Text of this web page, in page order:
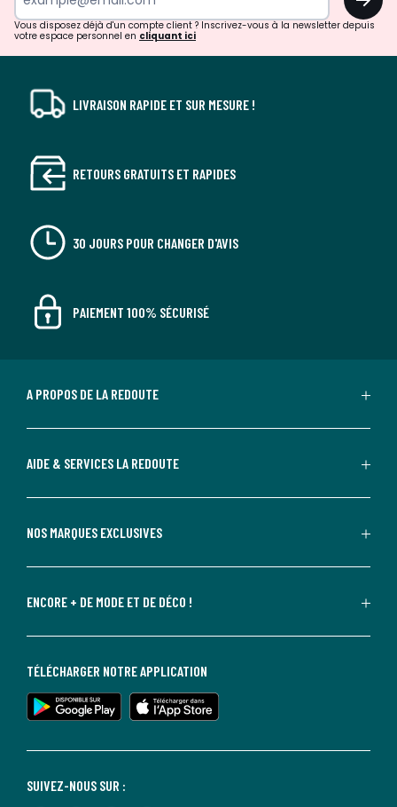
Vous disposez déjà d'un compte client ? Inscrivez-vous à la newsletter depuis
votre espace personnel en cliquant ici
LIVRAISON RAPIDE ET SUR MESURE !
RETOURS GRATUITS ET RAPIDES
30 JOURS POUR CHANGER D'AVIS
PAIEMENT 100% SÉCURISÉ
A PROPOS DE LA REDOUTE
AIDE & SERVICES LA REDOUTE
NOS MARQUES EXCLUSIVES
ENCORE + DE MODE ET DE DÉCO !
SUIVEZ-NOUS SUR :
TÉLÉCHARGER NOTRE APPLICATION